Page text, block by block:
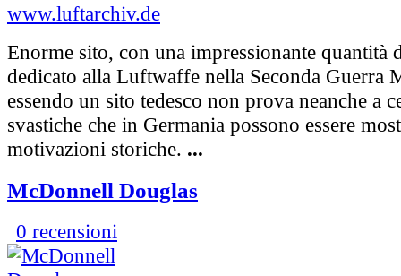
www.luftarchiv.de
Enorme sito, con una impressionante quantità
dedicato alla Luftwaffe nella Seconda Guerra
essendo un sito tedesco non prova neanche a
svastiche che in Germania possono essere
motivazioni storiche. ...
McDonnell Douglas
0 recensioni